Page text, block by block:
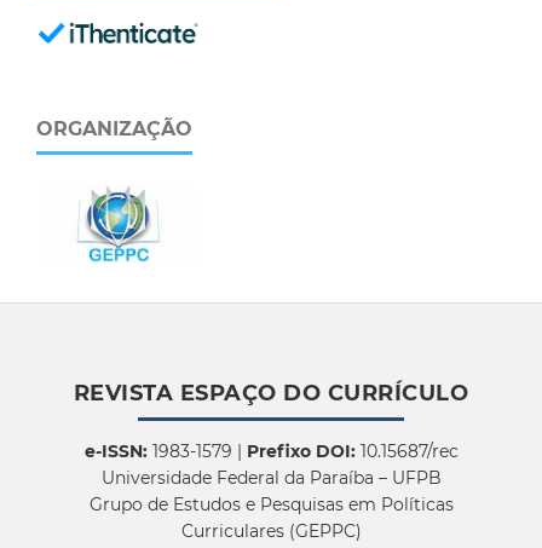
ORGANIZAÇÃO
REVISTA ESPAÇO DO CURRÍCULO
e-ISSN:1983-1579 | Prefixo DOI:10.15687/rec
Universidade Federal da Paraíba – UFPB
Grupo de Estudos e Pesquisas em Políticas
Curriculares (GEPPC)